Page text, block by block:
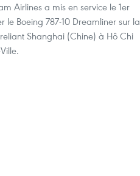
Airlines a mis en service le 1er
le Boeing 787-10 Dreamliner sur la
Shanghai (Chine) à Hô Chi